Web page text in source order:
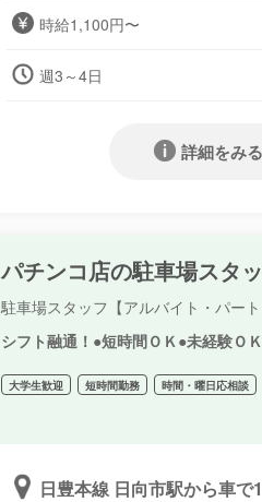
時給1,100円〜
週3～4日
詳細をみる
パチンコ店の駐車場スタ
駐車場スタッフ【アルバイト・パート
シフト融通！●短時間ＯＫ●未経験ＯＫ
大学生歓迎 短時間勤務 時間・曜日応相談
日豊本線 日向市駅から車で